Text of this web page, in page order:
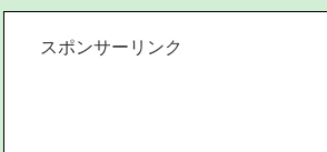
スポンサーリンク